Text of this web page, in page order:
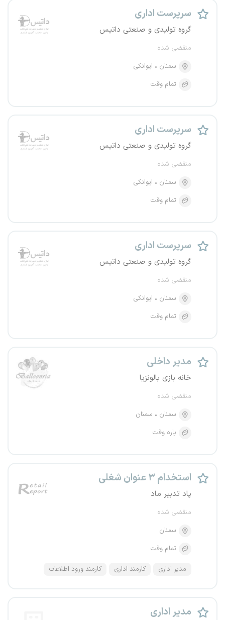
سرپرست اداری
گروه تولیدی و صنعتی داتیس
منقضی شده
سمنان
ایوانکی
تمام وقت
سرپرست اداری
گروه تولیدی و صنعتی داتیس
منقضی شده
سمنان
ایوانکی
تمام وقت
سرپرست اداری
گروه تولیدی و صنعتی داتیس
منقضی شده
سمنان
ایوانکی
تمام وقت
مدیر داخلی
خانه بازی بالونزیا
منقضی شده
سمنان
سمنان
پاره وقت
استخدام ۳ عنوان شغلی
پاد تدبیر ماد
منقضی شده
سمنان
تمام وقت
مدیر اداری کارمند اداری کارمند ورود اطلاعات
مدیر اداری